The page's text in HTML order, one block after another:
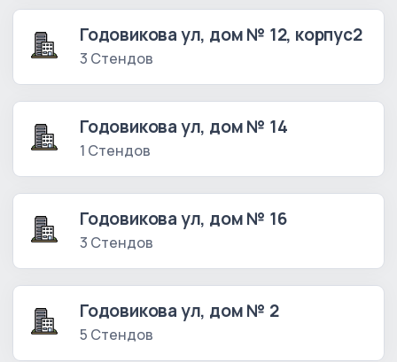
Годовикова ул, дом № 12, корпус2
3 Стендов
Годовикова ул, дом № 14
1 Стендов
Годовикова ул, дом № 16
3 Стендов
Годовикова ул, дом № 2
5 Стендов